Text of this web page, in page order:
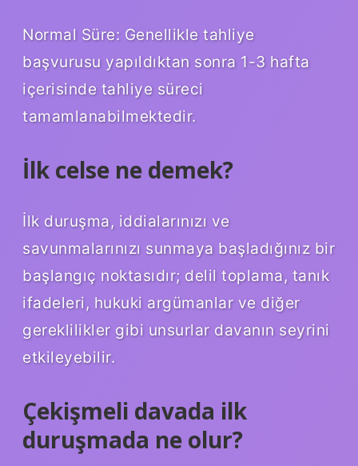
Normal Süre: Genellikle tahliye
başvurusu yapıldıktan sonra 1-3 hafta
içerisinde tahliye süreci
tamamlanabilmektedir.
İlk celse ne demek?
İlk duruşma, iddialarınızı ve
savunmalarınızı sunmaya başladığınız bir
başlangıç ​​noktasıdır; delil toplama, tanık
ifadeleri, hukuki argümanlar ve diğer
gereklilikler gibi unsurlar davanın seyrini
etkileyebilir.
Çekişmeli davada ilk
duruşmada ne olur?